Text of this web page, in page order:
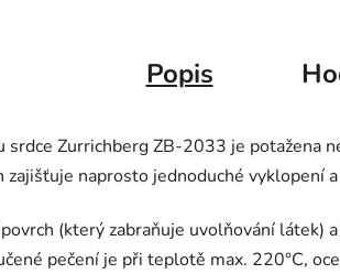
Popis
srdce Zurrichberg ZB-2033 je potažena
naprosto jednoduché vyklopení
(který zabraňuje uvolňování látek)
pečení je při teplotě max. 220°C,